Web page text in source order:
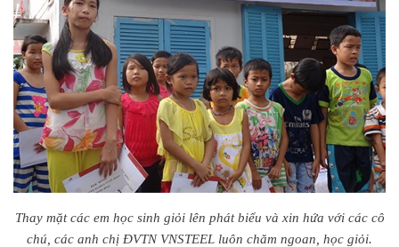
Thay mặt các em học sinh giỏi lên phát biểu và xin hứa với các cô
chú, các anh chị ĐVTN VNSTEEL luôn chăm ngoan, học giỏi.